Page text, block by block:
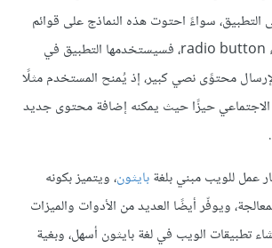
التطبيق، سواءً احتوت هذه النماذج على قوائم
منسدلة، أو أزرار انتقاء radio button، فسيستخدمها التطبيق في
محتوًى نصي كبير، إذ يُمنح المستخدم مثلًا
حيزًا حيث يمكنه إضافة محتوى جديد
عمل للويب مبني بلغةبايثون، ويتميز بكونه
ويوفّر أيضًا العديد من الأدوات والميزات
تطبيقات الويب في لغة بايثون أسهل، وبغية